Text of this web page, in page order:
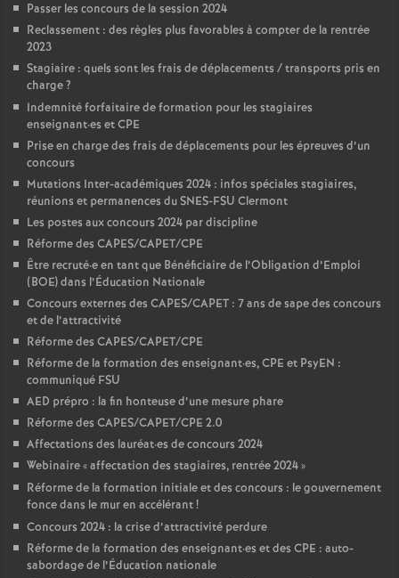
Passer les concours de la session 2024
Reclassement : des règles plus favorables à compter de la rentrée
2023
Stagiaire : quels sont les frais de déplacements / transports pris en
charge?
Indemnité forfaitaire de formation pour les stagiaires
enseignant·es et CPE
Prise en charge des frais de déplacements pour les épreuves d’un
concours
Mutations Inter-académiques 2024 : infos spéciales stagiaires,
réunions et permanences du SNES-FSU Clermont
Les postes aux concours 2024 par discipline
Réforme des CAPES/CAPET/CPE
Être recruté·e en tant que Bénéficiaire de l’Obligation d’Emploi
(BOE) dans l’Éducation Nationale
Concours externes des CAPES/CAPET : 7 ans de sape des concours
et de l’attractivité
Réforme des CAPES/CAPET/CPE
Réforme de la formation des enseignant·es, CPE et PsyEN :
communiqué FSU
AED prépro : la fin honteuse d’une mesure phare
Réforme des CAPES/CAPET/CPE 2.0
Affectations des lauréat·es de concours 2024
Webinaire «affectation des stagiaires, rentrée 2024»
Réforme de la formation initiale et des concours : le gouvernement
fonce dans le mur en accélérant!
Concours 2024 : la crise d’attractivité perdure
Réforme de la formation des enseignant·es et des CPE : auto-
sabordage de l’Éducation nationale